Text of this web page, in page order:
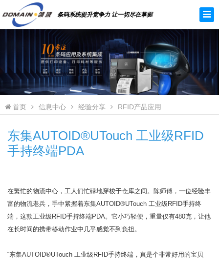
条码系统提升竞争力 让一切尽在掌握
首页 信息中心 经验分享 RFID产品应用
东集AUTOID®UTouch 工业级RFID
手持终端PDA
在繁忙的物流中心，工人们忙碌地穿梭于仓库之间。陈师傅，一位经验丰
富的物流老兵，手中紧握着东集AUTOID®UTouch 工业级RFID手持终
端，这款工业级RFID手持终端PDA。它小巧轻便，重量仅有480克，让他
在长时间的携带移动作业中几乎感觉不到负担。
“东集AUTOID®UTouch 工业级RFID手持终端，真是个非常好用的宝贝